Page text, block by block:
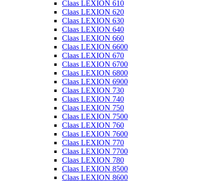
Claas LEXION 610
Claas LEXION 620
Claas LEXION 630
Claas LEXION 640
Claas LEXION 660
Claas LEXION 6600
Claas LEXION 670
Claas LEXION 6700
Claas LEXION 6800
Claas LEXION 6900
Claas LEXION 730
Claas LEXION 740
Claas LEXION 750
Claas LEXION 7500
Claas LEXION 760
Claas LEXION 7600
Claas LEXION 770
Claas LEXION 7700
Claas LEXION 780
Claas LEXION 8500
Claas LEXION 8600